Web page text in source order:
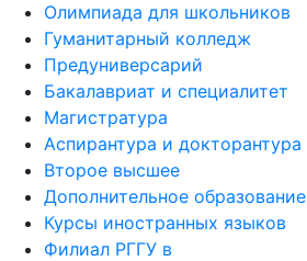
Олимпиада для школьников
Гуманитарный колледж
Предуниверсарий
Бакалавриат и специалитет
Магистратура
Аспирантура и докторантура
Второе высшее
Дополнительное образование
Курсы иностранных языков
Филиал РГГУ в